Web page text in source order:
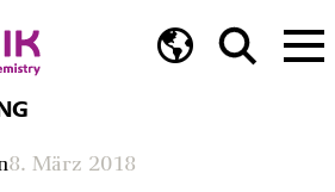
8. März 2018